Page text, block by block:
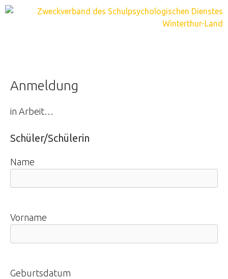
Springe
Anmeldung
in Arbeit…
Schüler/Schülerin
Name
Vorname
Geburtsdatum